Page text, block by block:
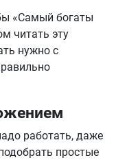
«Самый богаты
читать эту
нужно с
работать, даже
простые